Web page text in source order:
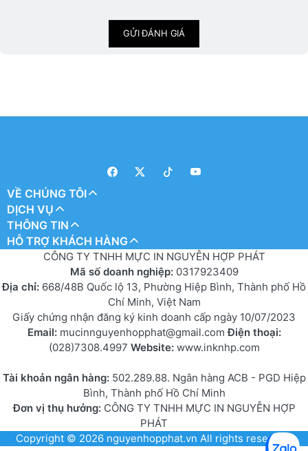
GỬI ĐÁNH GIÁ
VỀ CHÚNG TÔI
DỊCH VỤ
THÔNG TIN
HỖ TRỢ KHÁCH HÀNG
CÔNG TY TNHH MỰC IN NGUYỄN HỢP PHÁT
Mã số doanh nghiệp: 0317923409
Địa chỉ: 668/48B Quốc lộ 13, Phường Hiệp Bình, Thành phố Hồ
Chí Minh, Việt Nam
Giấy chứng nhận đăng ký kinh doanh cấp ngày 10/07/2023
Email: mucinnguyenhopphat@gmail.comĐiện thoại:
(028)7308.4997 Website: www.inknhp.com
Tài khoản ngân hàng: 502.289.88. Ngân hàng ACB - PGD Hiệp
Bình, Thành phố Hồ Chí Minh
Đơn vị thụ hưởng:CÔNG TY TNHH MỰC IN NGUYỄN HỢP
PHÁT
Copyright © 2026 nguyenhopphat.vn All rights reserved.